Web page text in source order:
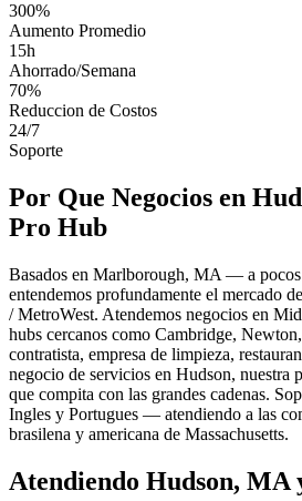
300%
Aumento Promedio
15h
Ahorrado/Semana
70%
Reduccion de Costos
24/7
Soporte
Por Que Negocios en
Pro Hub
Basados en Marlborough, MA — a
entendemos profundamente el mercado
/ MetroWest. Atendemos negocios en
hubs cercanos como Cambridge,
contratista, empresa de limpieza,
negocio de servicios en Hudson, nuestra
que compita con las grandes cadenas.
Ingles y Portugues — atendiendo a las
brasilena y americana de Massachusetts.
Atendiendo Hudson, MA